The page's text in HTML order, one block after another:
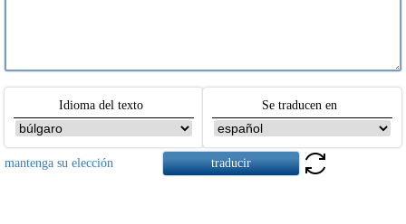
Idioma del texto Se traducen en
mantenga su elección